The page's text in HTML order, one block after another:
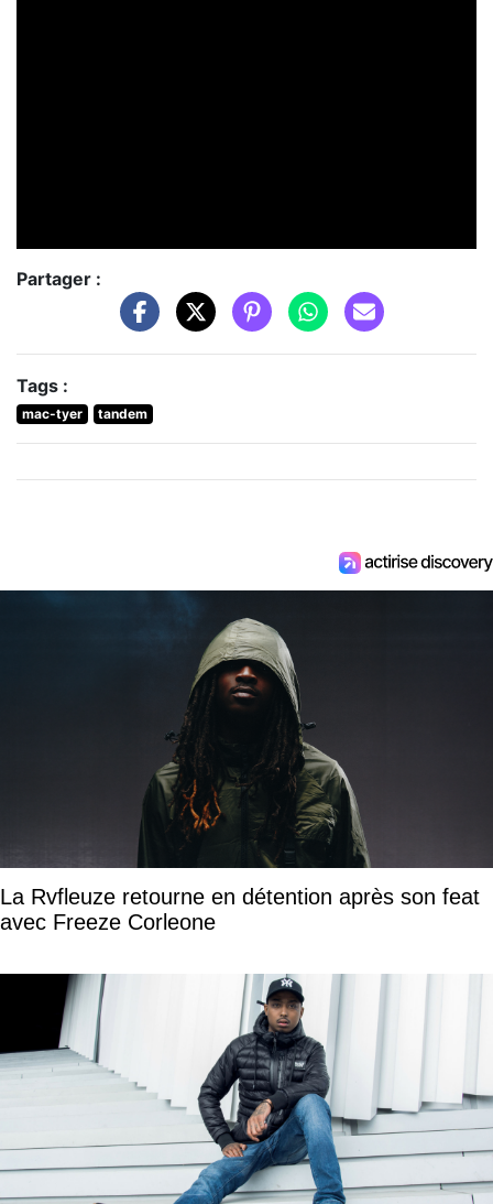
Partager :
Tags :
mac-tyer tandem
La Rvfleuze retourne en détention après son feat
avec Freeze Corleone